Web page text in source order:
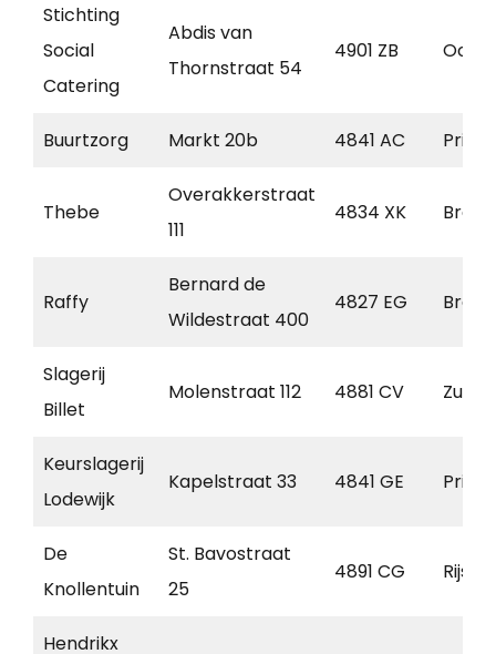
Stichting
Social
Catering
Abdis van
Thornstraat 54
4901 ZB
Buurtzorg Markt 20b 4841 AC
Thebe
Overakkerstraat
111
4834 XK Breda
Raffy
Bernard de
Wildestraat 400
4827 EG Breda
Slagerij
Billet
Molenstraat 112 4881 CV
Keurslagerij
Lodewijk
Kapelstraat 33 4841 GE
De
Knollentuin
St. Bavostraat
25
4891 CG
Hendrikx